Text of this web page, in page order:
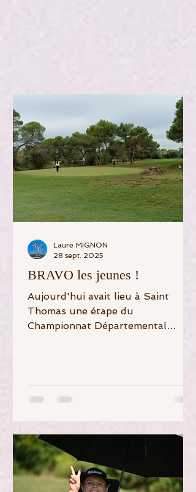
BRAVO les jeunes !
Aujourd'hui avait lieu à Saint
Thomas une étape du
Championnat Départemental
Laure MIGNON
28 sept. 2025